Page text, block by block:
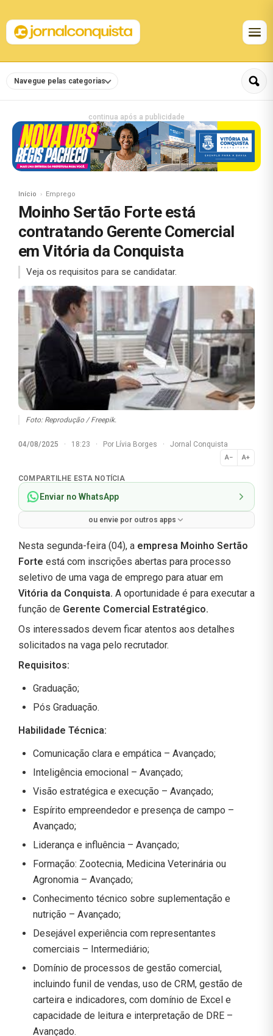
Navegue pelas categorias
continua após a publicidade
Início Emprego
Moinho Sertão Forte está
contratando Gerente Comercial
em Vitória da Conquista
Veja os requisitos para se candidatar.
Foto: Reprodução / Freepik.
04/08/2025 · 18:23 · Por Lívia Borges · Jornal Conquista
A− A+
Normal
COMPARTILHE ESTA NOTÍCIA
Enviar no WhatsApp
ou envie por outros apps
Nesta segunda-feira (04), a empresa Moinho Sertão
Forte está com inscrições abertas para processo
seletivo de uma vaga de emprego para atuar em
Vitória da Conquista. A oportunidade é para executar a
função de Gerente Comercial Estratégico.
Os interessados devem ficar atentos aos detalhes
solicitados na vaga pelo recrutador.
Requisitos:
Graduação;
Pós Graduação.
Habilidade Técnica:
Comunicação clara e empática – Avançado;
Inteligência emocional – Avançado;
Visão estratégica e execução – Avançado;
Espírito empreendedor e presença de campo –
Avançado;
Liderança e influência – Avançado;
Formação: Zootecnia, Medicina Veterinária ou
Agronomia – Avançado;
Conhecimento técnico sobre suplementação e
nutrição – Avançado;
Desejável experiência com representantes
comerciais – Intermediário;
Domínio de processos de gestão comercial,
incluindo funil de vendas, uso de CRM, gestão de
carteira e indicadores, com domínio de Excel e
capacidade de leitura e interpretação de DRE –
Avançado.